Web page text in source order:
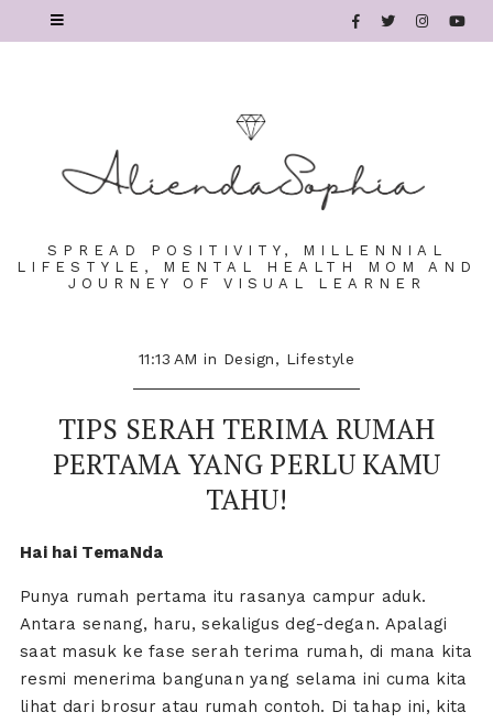
SPREAD POSITIVITY, MILLENNIAL
LIFESTYLE, MENTAL HEALTH MOM AND
JOURNEY OF VISUAL LEARNER
11:13 AMin Design, Lifestyle
TIPS SERAH TERIMA RUMAH
PERTAMA YANG PERLU KAMU
TAHU!
Hai hai TemaNda
Punya rumah pertama itu rasanya campur aduk.
Antara senang, haru, sekaligus deg-degan. Apalagi
saat masuk ke fase serah terima rumah, di mana kita
resmi menerima bangunan yang selama ini cuma kita
lihat dari brosur atau rumah contoh. Di tahap ini, kita